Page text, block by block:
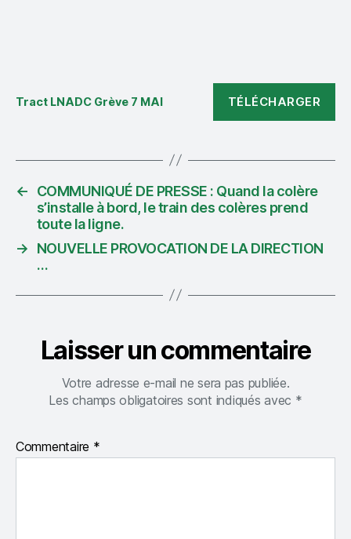
Tract LNADC Grève 7 MAI TÉLÉCHARGER
←
COMMUNIQUÉ DE PRESSE : Quand la colère
s’installe à bord, le train des colères prend
toute la ligne.
→
NOUVELLE PROVOCATION DE LA DIRECTION
…
Laisser un commentaire
Votre adresse e-mail ne sera pas publiée.
Les champs obligatoires sont indiqués avec *
Commentaire *